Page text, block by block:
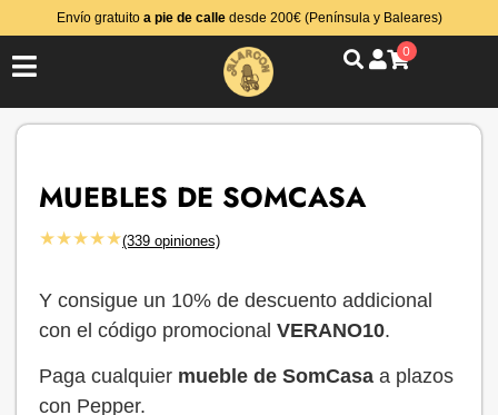
Envío gratuito a pie de calledesde 200€ (Península y Baleares)
0
MUEBLES DE SOMCASA
★★★★★(339 opiniones)
Y consigue un 10% de descuento addicional
con el código promocional VERANO10.
Paga cualquier mueble de SomCasa a plazos
con Pepper.